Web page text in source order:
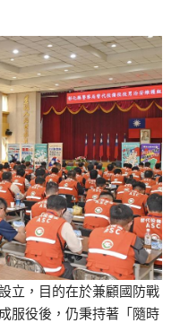
立，目的在於兼顧國防戰
服役後，仍秉持著「隨時